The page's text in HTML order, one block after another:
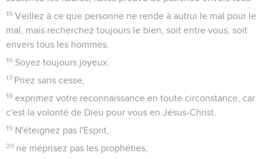
15 Veillez à ce que personne ne rende à autrui le mal pour le
mal, mais recherchez toujours le bien, soit entre vous, soit
envers tous les hommes.
16 Soyez toujours joyeux.
17 Priez sans cesse,
18 exprimez votre reconnaissance en toute circonstance, car
c'est la volonté de Dieu pour vous en Jésus-Christ.
19 N'éteignez pas l'Esprit,
20 ne méprisez pas les prophéties,